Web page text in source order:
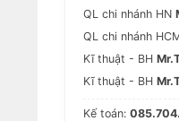
QL chi nhánh HN
QL chi nhánh
Kĩ thuật - BH
Kĩ thuật - BH
Kế toán: